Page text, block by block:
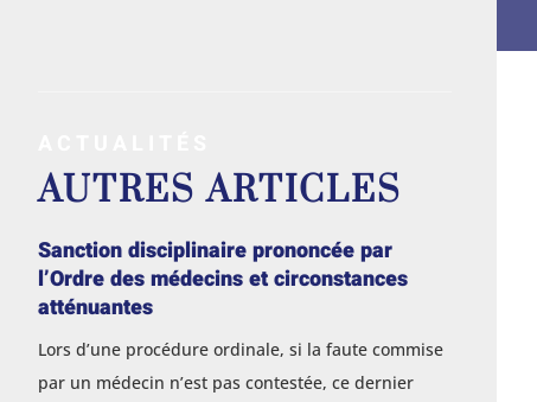
AUTRES ARTICLES
Sanction disciplinaire prononcée par
l’Ordre des médecins et circonstances
atténuantes
Lors d’une procédure ordinale, si la faute commise
par un médecin n’est pas contestée, ce dernier